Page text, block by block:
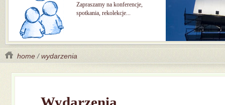
Zapraszamy na konferencje,
spotkania, rekolekcje...
home /wydarzenia